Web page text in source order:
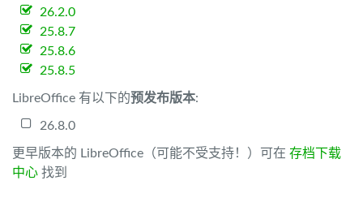
26.2.0
25.8.7
25.8.6
25.8.5
LibreOffice 有以下的预发布版本:
26.8.0
更早版本的 LibreOffice（可能不受支持！）可在 存档下载
中心 找到